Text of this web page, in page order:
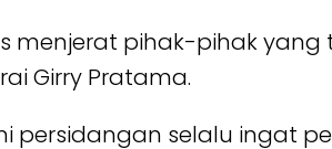
menjerat pihak-pihak
Girry Pratama.
persidangan selalu ingat